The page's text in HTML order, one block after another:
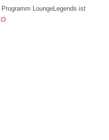
LoungeLegends ist